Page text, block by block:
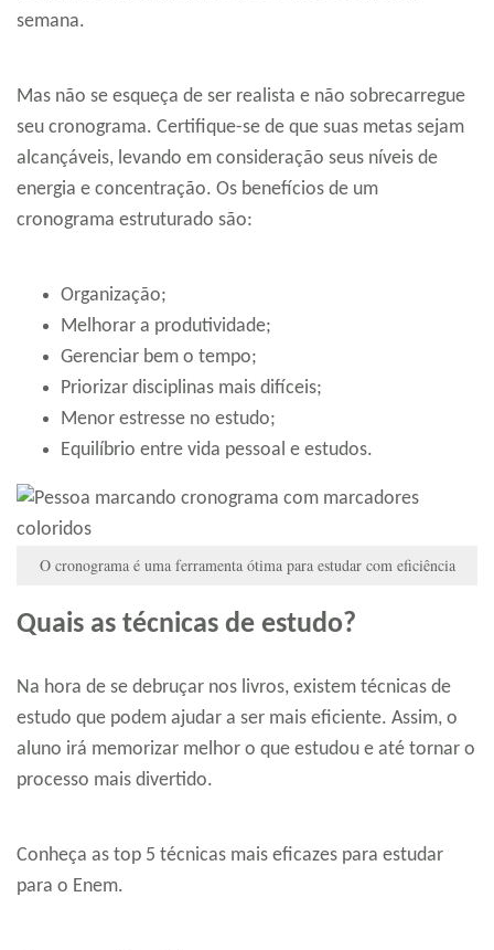
semana.
Mas não se esqueça de ser realista e não sobrecarregue
seu cronograma. Certifique-se de que suas metas sejam
alcançáveis, levando em consideração seus níveis de
energia e concentração. Os benefícios de um
cronograma estruturado são:
Organização;
Melhorar a produtividade;
Gerenciar bem o tempo;
Priorizar disciplinas mais difíceis;
Menor estresse no estudo;
Equilíbrio entre vida pessoal e estudos.
O cronograma é uma ferramenta ótima para estudar com eficiência
Quais as técnicas de estudo?
Na hora de se debruçar nos livros, existem técnicas de
estudo que podem ajudar a ser mais eficiente. Assim, o
aluno irá memorizar melhor o que estudou e até tornar o
processo mais divertido.
Conheça as top 5 técnicas mais eficazes para estudar
para o Enem.